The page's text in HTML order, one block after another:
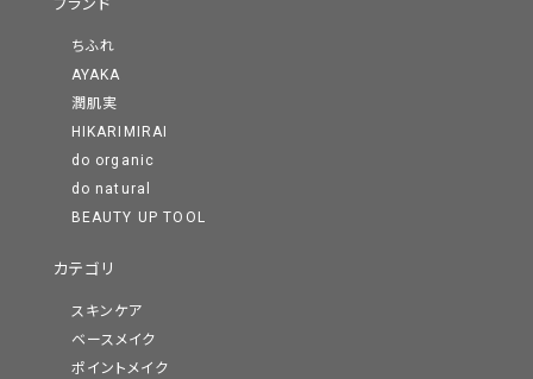
ブランド
ちふれ
AYAKA
潤肌実
HIKARIMIRAI
do organic
do natural
BEAUTY UP TOOL
カテゴリ
スキンケア
ベースメイク
ポイントメイク